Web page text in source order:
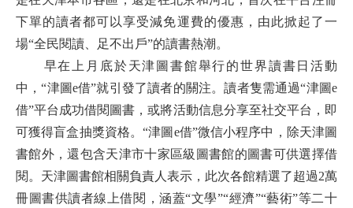
下單的讀者都可以享受減免運費的優惠，由此掀起了一
場“全民閱讀、足不出戶”的讀書熱潮。
早在上月底於天津圖書館舉行的世界讀書日活動
中，“津圖e借”就引發了讀者的關注。讀者隻需通過“津圖e
借”平台成功借閱圖書，或將活動信息分享至社交平台，即
可獲得盲盒抽獎資格。“津圖e借”微信小程序中，除天津圖
書館外，還包含天津市十家區級圖書館的圖書可供選擇借
閱。天津圖書館相關負責人表示，此次各館精選了超過2萬
冊圖書供讀者線上借閱，涵蓋“文學”“經濟”“藝術”等二十